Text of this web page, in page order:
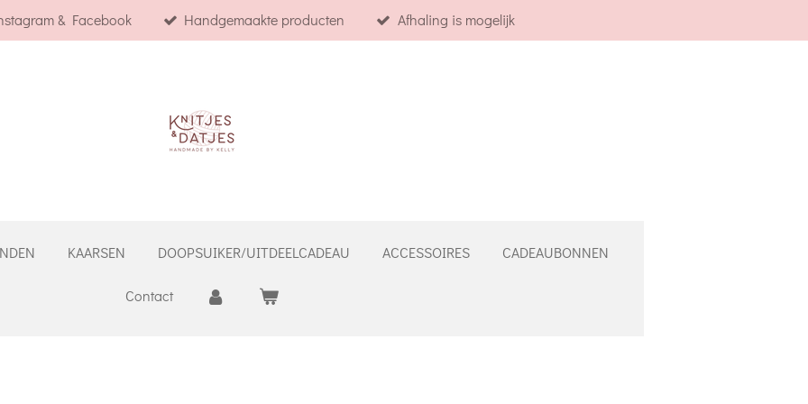
& Facebook Handgemaakte producten Afhaling is mogelijk
KAARSEN DOOPSUIKER/UITDEELCADEAU ACCESSOIRES CADEAUBONNEN
Contact